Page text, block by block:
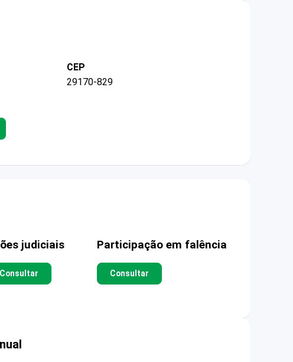
CEP
29170-829
judiciais
Consultar
Participação em falência
Consultar